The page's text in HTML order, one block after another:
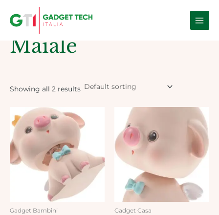
Main
Home / Products tagged “Maiale”
Maiale
Showing all 2 results
Gadget Bambini Gadget Casa